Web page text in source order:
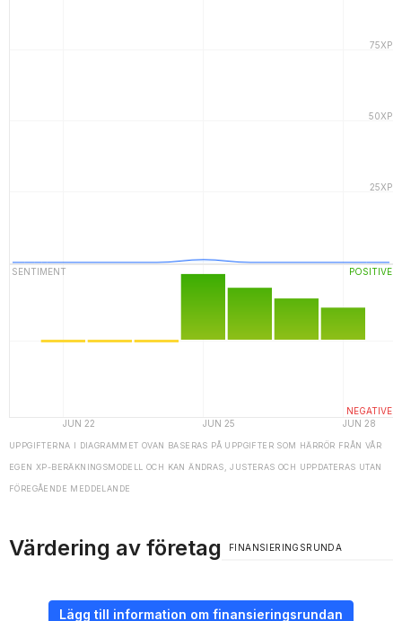
UPPGIFTERNA I DIAGRAMMET OVAN BASERAS PÅ UPPGIFTER SOM HÄRRÖR FRÅN VÅR
EGEN XP-BERÄKNINGSMODELL OCH KAN ÄNDRAS, JUSTERAS OCH UPPDATERAS UTAN
FÖREGÅENDE MEDDELANDE
Värdering av företag FINANSIERINGSRUNDA
Lägg till information om finansieringsrundan